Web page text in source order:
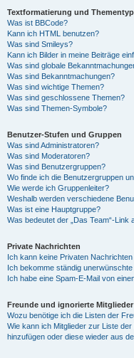
Textformatierung und
Was ist BBCode?
Kann ich HTML benutzen?
Was sind Smileys?
Kann ich Bilder in meine Beiträge
Was sind globale
Was sind Bekanntmachungen?
Was sind wichtige Themen?
Was sind geschlossene Themen?
Was sind Themen-Symbole?
Benutzer-Stufen und Gruppen
Was sind Administratoren?
Was sind Moderatoren?
Was sind Benutzergruppen?
Wo finde ich die Benutzergruppen
Wie werde ich Gruppenleiter?
Weshalb werden verschiedene
Was ist eine Hauptgruppe?
Was bedeutet der „Das Team“-Link
Private Nachrichten
Ich kann keine Privaten
Ich bekomme ständig
Ich habe eine Spam-E-Mail von
Freunde und ignorierte Mitglieder
Wozu benötige ich die Listen der
Wie kann ich Mitglieder zur Liste
hinzufügen oder diese wieder aus